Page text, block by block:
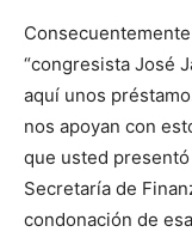
“congresista José
aquí unos
nos apoyan con
que usted
Secretaría de
condonación de